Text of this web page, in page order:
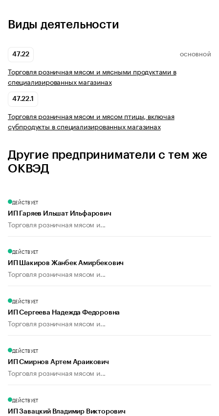
Виды деятельности
47.22 ОСНОВНОЙ
Торговля розничная мясом и мясными продуктами в
специализированных магазинах
47.22.1
Торговля розничная мясом и мясом птицы, включая
субпродукты в специализированных магазинах
Другие предприниматели с тем же
ОКВЭД
ДЕЙСТВУЕТ
ИП Гаряев Ильшат Ильфарович
Торговля розничная мясом и...
ДЕЙСТВУЕТ
ИП Шакиров Жанбек Амирбекович
Торговля розничная мясом и...
ДЕЙСТВУЕТ
ИП Сергеева Надежда Федоровна
Торговля розничная мясом и...
ДЕЙСТВУЕТ
ИП Смирнов Артем Араикович
Торговля розничная мясом и...
ДЕЙСТВУЕТ
ИП Завацкий Владимир Викторович